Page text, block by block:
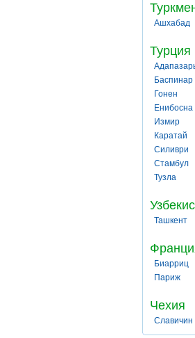
Ашхабад
Турция
Баспинар
Гонен
Енибосна
Измир
Каратай
Силиври
Стамбул
Тузла
Ташкент
Биарриц
Париж
Чехия
Славичин